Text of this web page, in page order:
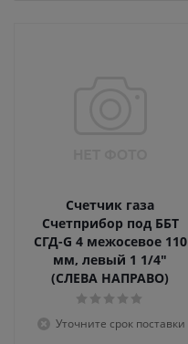
Счетчик газа
Счетприбор под ББТ
СГД-G 4 межосевое 110
мм, левый 1 1/4"
(СЛЕВА НАПРАВО)
Уточните срок поставки